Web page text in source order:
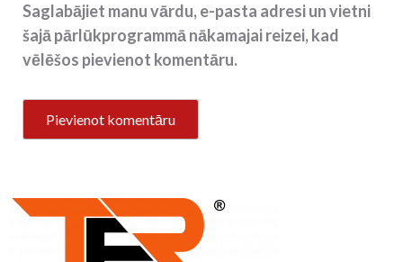
Saglabājiet manu vārdu, e-pasta adresi un vietni
šajā pārlūkprogrammā nākamajai reizei, kad
vēlēšos pievienot komentāru.